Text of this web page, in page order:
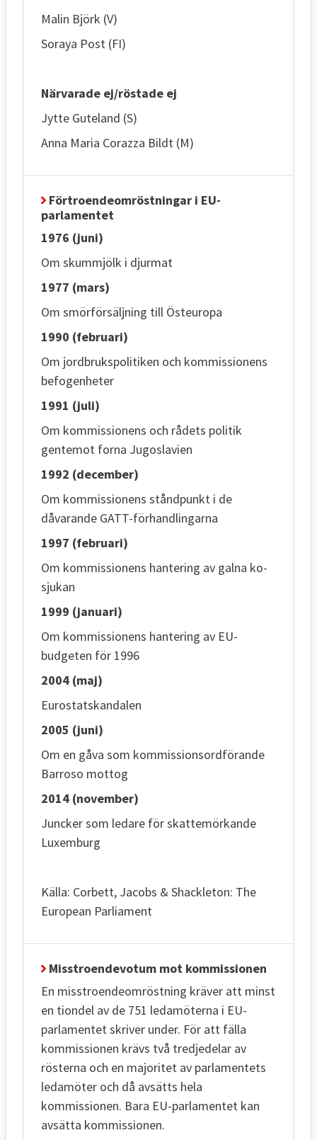
Malin Björk (V)
Soraya Post (FI)
Närvarade ej/röstade ej
Jytte Guteland (S)
Anna Maria Corazza Bildt (M)
Förtroendeomröstningar i EU-
parlamentet
1976 (juni)
Om skummjölk i djurmat
1977 (mars)
Om smörförsäljning till Östeuropa
1990 (februari)
Om jordbrukspolitiken och kommissionens
befogenheter
1991 (juli)
Om kommissionens och rådets politik
gentemot forna Jugoslavien
1992 (december)
Om kommissionens ståndpunkt i de
dåvarande GATT-förhandlingarna
1997 (februari)
Om kommissionens hantering av galna ko-
sjukan
1999 (januari)
Om kommissionens hantering av EU-
budgeten för 1996
2004 (maj)
Eurostatskandalen
2005 (juni)
Om en gåva som kommissionsordförande
Barroso mottog
2014 (november)
Juncker som ledare för skattemörkande
Luxemburg
Källa: Corbett, Jacobs & Shackleton: The
European Parliament
Misstroendevotum mot kommissionen
En misstroendeomröstning kräver att minst
en tiondel av de 751 ledamöterna i EU-
parlamentet skriver under. För att fälla
kommissionen krävs två tredjedelar av
rösterna och en majoritet av parlamentets
ledamöter och då avsätts hela
kommissionen. Bara EU-parlamentet kan
avsätta kommissionen.